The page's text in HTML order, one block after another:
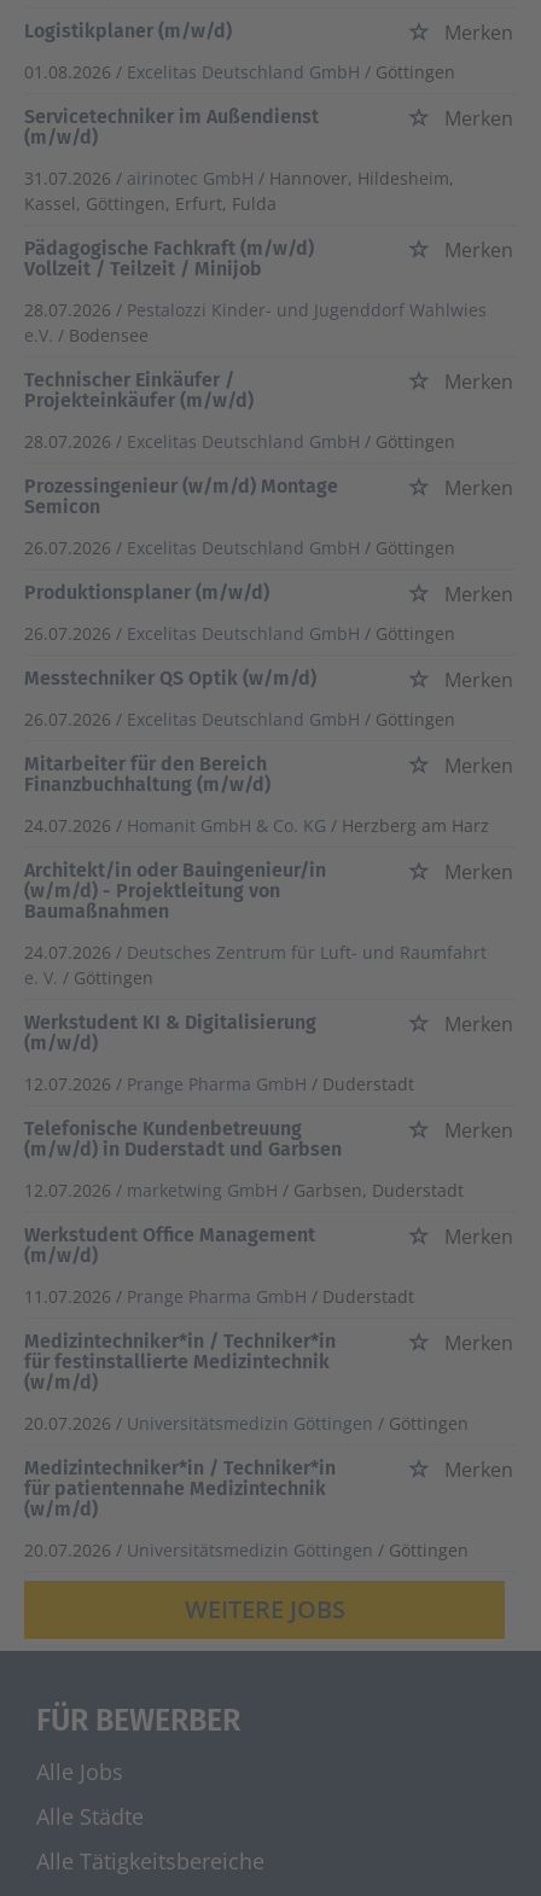
Logistikplaner (m/w/d)
Merken
01.08.2026 / Excelitas Deutschland GmbH / Göttingen
Servicetechniker im Außendienst
(m/w/d)
Merken
31.07.2026 / airinotec GmbH / Hannover, Hildesheim,
Kassel, Göttingen, Erfurt, Fulda
Pädagogische Fachkraft (m/w/d)
Vollzeit / Teilzeit / Minijob
Merken
28.07.2026 / Pestalozzi Kinder- und Jugenddorf Wahlwies
e.V. / Bodensee
Technischer Einkäufer /
Projekteinkäufer (m/w/d)
Merken
28.07.2026 / Excelitas Deutschland GmbH / Göttingen
Prozessingenieur (w/m/d) Montage
Semicon
Merken
26.07.2026 / Excelitas Deutschland GmbH / Göttingen
Produktionsplaner (m/w/d)
Merken
26.07.2026 / Excelitas Deutschland GmbH / Göttingen
Messtechniker QS Optik (w/m/d)
Merken
26.07.2026 / Excelitas Deutschland GmbH / Göttingen
Mitarbeiter für den Bereich
Finanzbuchhaltung (m/w/d)
Merken
24.07.2026 / Homanit GmbH & Co. KG / Herzberg am Harz
Architekt/in oder Bauingenieur/in
(w/m/d) - Projektleitung von
Baumaßnahmen
Merken
24.07.2026 / Deutsches Zentrum für Luft- und Raumfahrt
e. V. / Göttingen
Werkstudent KI & Digitalisierung
(m/w/d)
Merken
12.07.2026 / Prange Pharma GmbH / Duderstadt
Telefonische Kundenbetreuung
(m/w/d) in Duderstadt und Garbsen
Merken
12.07.2026 / marketwing GmbH / Garbsen, Duderstadt
Werkstudent Office Management
(m/w/d)
Merken
11.07.2026 / Prange Pharma GmbH / Duderstadt
Medizintechniker*in / Techniker*in
für festinstallierte Medizintechnik
(w/m/d)
Merken
20.07.2026 / Universitätsmedizin Göttingen / Göttingen
Medizintechniker*in / Techniker*in
für patientennahe Medizintechnik
(w/m/d)
Merken
20.07.2026 / Universitätsmedizin Göttingen / Göttingen
WEITERE JOBS
FÜR BEWERBER
Alle Jobs
Alle Städte
Alle Tätigkeitsbereiche